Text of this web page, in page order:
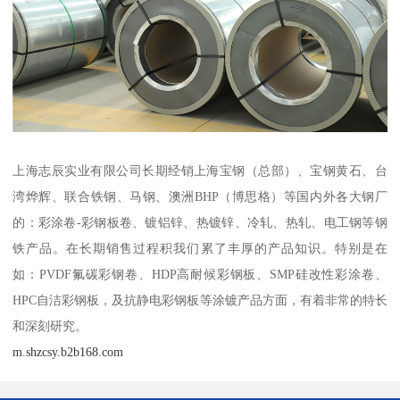
上海志辰实业有限公司长期经销上海宝钢（总部）、宝钢黄石、台
湾烨辉、联合铁钢、马钢、澳洲BHP（博思格）等国内外各大钢厂
的：彩涂卷-彩钢板卷、镀铝锌、热镀锌、冷轧、热轧、电工钢等钢
铁产品。在长期销售过程积我们累了丰厚的产品知识。特别是在
如：PVDF氟碳彩钢卷、HDP高耐候彩钢板、SMP硅改性彩涂卷、
HPC自洁彩钢板，及抗静电彩钢板等涂镀产品方面，有着非常的特长
和深刻研究。
m.shzcsy.b2b168.com